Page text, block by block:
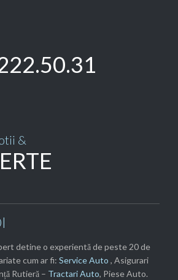
&
detine o experientă de peste 20 de
cum ar fi: Service Auto , Asigurari
Rutieră – Tractari Auto, Piese Auto.